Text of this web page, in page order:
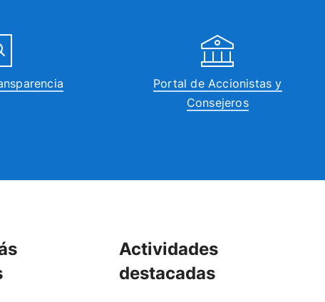
Portal de Accionistas y
Consejeros
Actividades
destacadas